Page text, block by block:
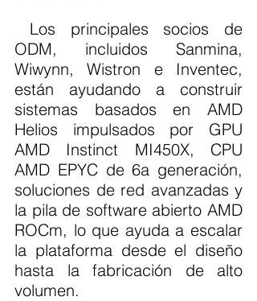
ODM, incluidos Sanmina,
Wiwynn, Wistron e Inventec,
están ayudando a construir
sistemas basados en AMD
Helios impulsados por GPU
AMD Instinct MI450X, CPU
AMD EPYC de 6a generación,
soluciones de red avanzadas y
la pila de software abierto AMD
ROCm, lo que ayuda a escalar
la plataforma desde el diseño
hasta la fabricación de alto
volumen.